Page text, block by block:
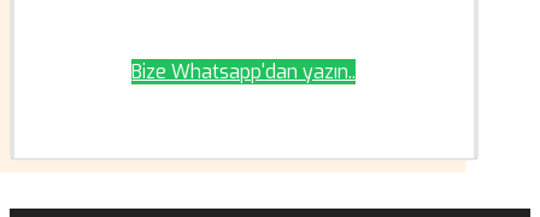
Bize Whatsapp'dan yazın..